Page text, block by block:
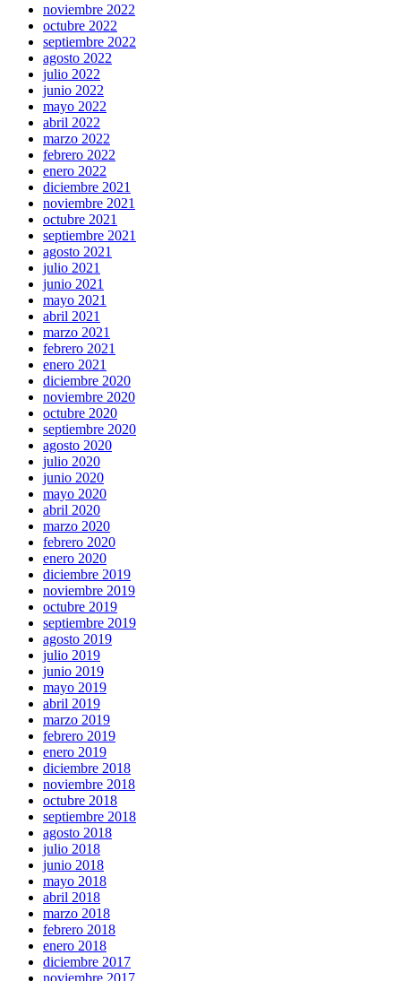
noviembre 2022
octubre 2022
septiembre 2022
agosto 2022
julio 2022
junio 2022
mayo 2022
abril 2022
marzo 2022
febrero 2022
enero 2022
diciembre 2021
noviembre 2021
octubre 2021
septiembre 2021
agosto 2021
julio 2021
junio 2021
mayo 2021
abril 2021
marzo 2021
febrero 2021
enero 2021
diciembre 2020
noviembre 2020
octubre 2020
septiembre 2020
agosto 2020
julio 2020
junio 2020
mayo 2020
abril 2020
marzo 2020
febrero 2020
enero 2020
diciembre 2019
noviembre 2019
octubre 2019
septiembre 2019
agosto 2019
julio 2019
junio 2019
mayo 2019
abril 2019
marzo 2019
febrero 2019
enero 2019
diciembre 2018
noviembre 2018
octubre 2018
septiembre 2018
agosto 2018
julio 2018
junio 2018
mayo 2018
abril 2018
marzo 2018
febrero 2018
enero 2018
diciembre 2017
noviembre 2017